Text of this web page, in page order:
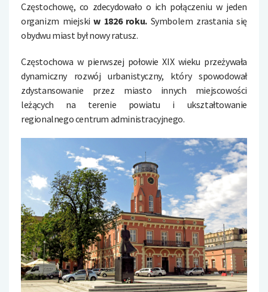
Częstochowę, co zdecydowało o ich połączeniu w jeden
organizm miejskiw 1826 roku.Symbolem zrastania się
obydwu miast był nowy ratusz.
Częstochowa w pierwszej połowie XIX wieku przeżywała
dynamiczny rozwój urbanistyczny, który spowodował
zdystansowanie przez miasto innych miejscowości
leżących na terenie powiatu i ukształtowanie
regionalnego centrum administracyjnego.